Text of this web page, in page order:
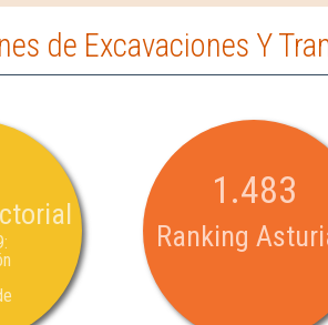
de Excavaciones Y
1.483
Ranking